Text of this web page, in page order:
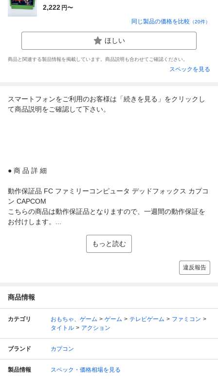
2,222 円〜
同じ製品の価格を比較 （20件）
ほしい
商品と関連する製品情報を掲載しています。商品説明も合わせてご確認ください。
スペックを見る
スマートフォンをご利用のお客様は「続きを見る」をクリックし
て商品説明をご確認して下さい。
● 商 品 詳 細
動作保証品 FC ファミリーコンピュータ デッドフォックス カプコ
ン CAPCOM
こちらの商品は動作保証品となりますので、一週間の動作保証を
お付けします。...
もっと読む
違反報告
商品情報
カテゴリ おもちゃ、ゲーム ゲーム テレビゲーム
ファミコン
タイトル
アクション
ブランド カプコン
製品情報 スペック・価格相場を見る